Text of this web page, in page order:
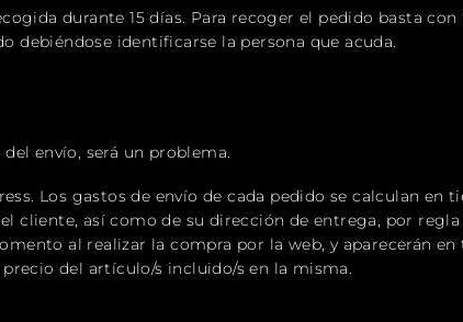
durante 15 días. Para recoger el pedido basta
debiéndose identificarse la persona que acuda.
envío, será un problema.
Los gastos de envío de cada pedido se calculan en
cliente, así como de su dirección de entrega, por
al realizar la compra por la web, y aparecerán
del artículo/s incluido/s en la misma.